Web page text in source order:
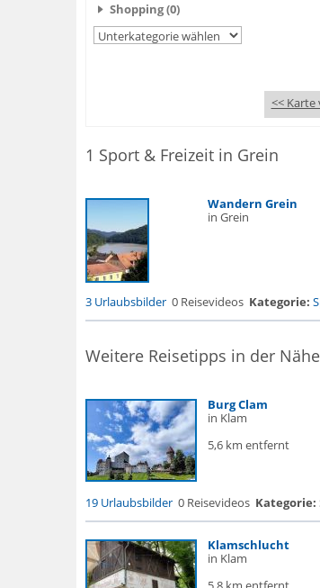
Shopping (0)
<<
1 Sport & Freizeit in Grein
Wandern Grein
in Grein
3 Urlaubsbilder 0 Reisevideos Kategorie:
Weitere Reisetipps in der
Burg Clam
in Klam
5,6 km entfernt
19 Urlaubsbilder 0 Reisevideos Kategorie:
Klamschlucht
in Klam